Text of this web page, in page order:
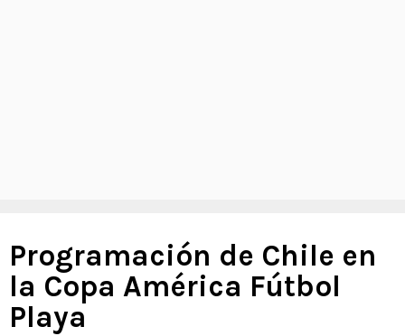
Programación de Chile en
la Copa América Fútbol
Playa